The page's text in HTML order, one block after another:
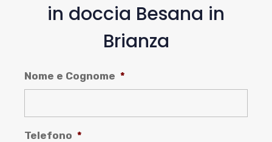
in doccia Besana in
Brianza
Nome e Cognome *
Telefono *